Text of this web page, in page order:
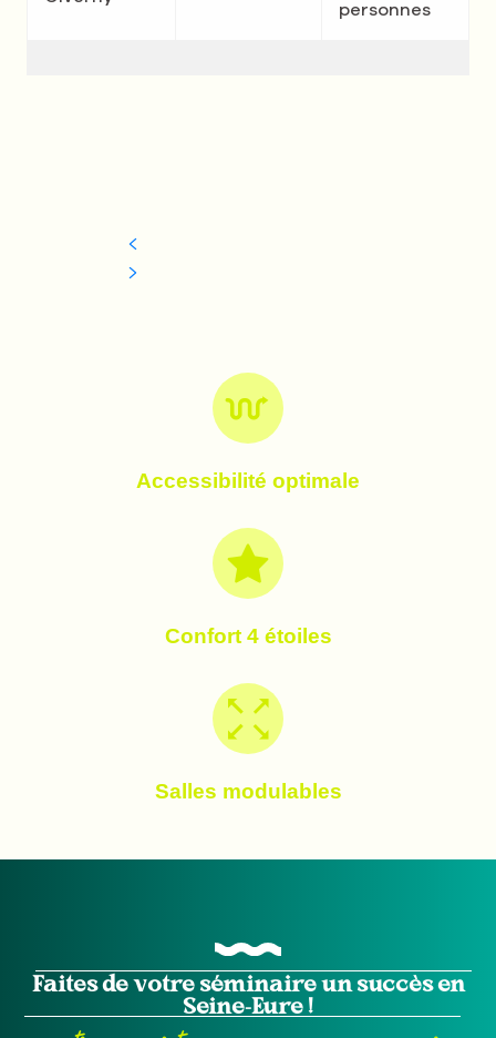
personnes
Accessibilité optimale
Confort 4 étoiles
Salles modulables
Faites de votre séminaire un succès en
Seine-Eure !